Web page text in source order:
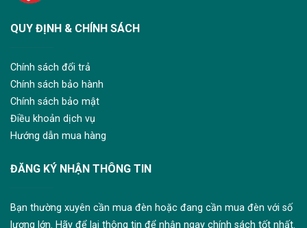
QUY ĐỊNH & CHÍNH SÁCH
Chính sách đổi trả
Chính sách bảo hành
Chính sách bảo mật
Điều khoản dịch vụ
Hướng dẫn mua hàng
ĐĂNG KÝ NHẬN THÔNG TIN
Bạn thường xuyên cần mua đèn hoặc đang cần mua đèn với số
lượng lớn. Hãy để lại thông tin để nhận ngay chính sách tốt nhất.